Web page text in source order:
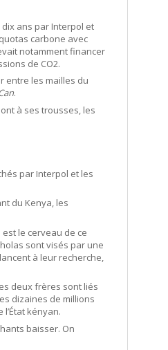
ans par Interpol et
carbone avec
notamment financer
de CO2.
entre les mailles du
.
à ses trousses, les
par Interpol et les
du Kenya, les
est le cerveau de ce
sont visés par une
à leur recherche,
deux frères sont liés
dizaines de millions
kényan.
baisser. On